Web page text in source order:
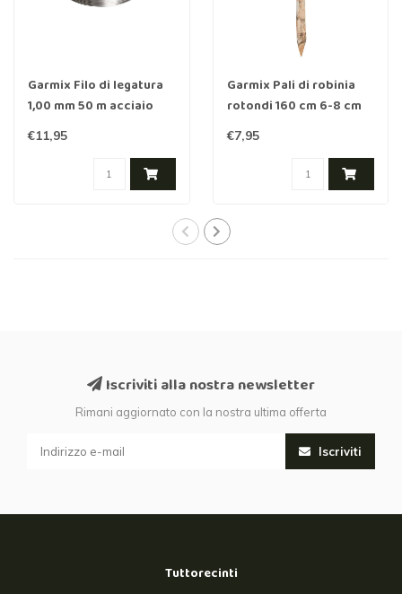
Garmix Filo di legatura
1,00 mm 50 m acciaio
inox
€11,95
Garmix Pali di robinia
rotondi 160 cm 6-8 cm
€7,95
Iscriviti alla nostra newsletter
Rimani aggiornato con la nostra ultima offerta
Iscriviti
Tuttorecinti